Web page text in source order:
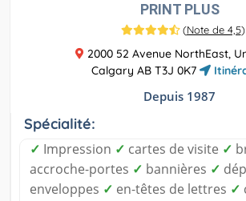
PRINT PLUS
(Note de 4,5)
2000 52 Avenue NorthEast,
Calgary AB T3J 0K7
Depuis 1987
Spécialité:
✓ Impression ✓ cartes de visite ✓
accroche-portes ✓ bannières ✓
enveloppes ✓ en-têtes de lettres ✓